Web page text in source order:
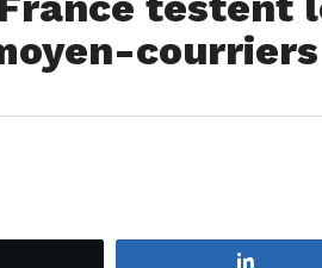
courriers